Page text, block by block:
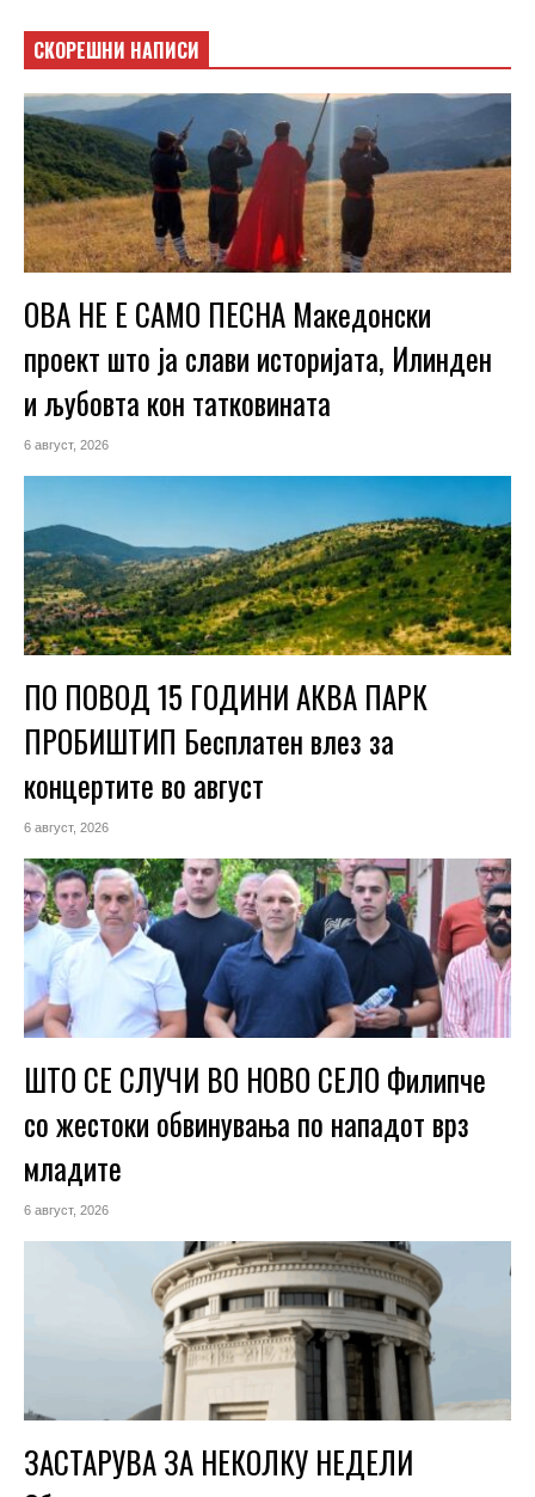
СКОРЕШНИ НАПИСИ
ОВА НЕ Е САМО ПЕСНА Македонски
проект што ја слави историјата, Илинден
и љубовта кон татковината
6 август, 2026
ПО ПОВОД 15 ГОДИНИ АКВА ПАРК
ПРОБИШТИП Бесплатен влез за
концертите во август
6 август, 2026
ШТО СЕ СЛУЧИ ВО НОВО СЕЛО Филипче
со жестоки обвинувања по нападот врз
младите
6 август, 2026
ЗАСТАРУВА ЗА НЕКОЛКУ НЕДЕЛИ